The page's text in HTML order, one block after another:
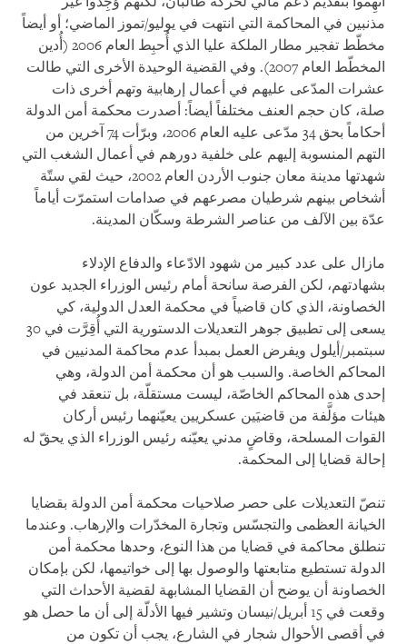
مذنبين في المحاكمة التي انتهت في يوليو/تموز الماضي؛ أو أيضاً
مخطّط تفجير مطار الملكة عليا الذي أُحبِط العام 2006 (أُدين
المخطّط العام 2007). وفي القضية الوحيدة الأخرى التي طالت
عشرات المدّعى عليهم في أعمال إرهابية وتهم أخرى ذات
صلة، كان حجم العنف مختلفاً أيضاً: أصدرت محكمة أمن الدولة
أحكاماً بحق 34 مدّعى عليه العام 2006، وبرّأت 74 آخرين من
التهم المنسوبة إليهم على خلفية دورهم في أعمال الشغب التي
شهدتها مدينة معان جنوب الأردن العام 2002، حيث لقي ستّة
أشخاص بينهم شرطيان مصرعهم في صدامات استمرّت أياماً
عدّة بين الآلف من عناصر الشرطة وسكّان المدينة.
مازال على عدد كبير من شهود الادّعاء والدفاع الإدلاء
بشهادتهم، لكن الفرصة سانحة أمام رئيس الوزراء الجديد عون
الخصاونة، الذي كان قاضياً في محكمة العدل الدولية، كي
يسعى إلى تطبيق جوهر التعديلات الدستورية التي أُقِرَّت في 30
سبتمبر/أيلول ويفرض العمل بمبدأ عدم محاكمة المدنيين في
المحاكم الخاصة. والسبب هو أن محكمة أمن الدولة، وهي
إحدى هذه المحاكم الخاصّة، ليست مستقلّة، بل تنعقد في
هيئات مؤلَّفة من قاضيَين عسكريين يعيّنهما رئيس أركان
القوات المسلحة، وقاضٍ مدني يعيّنه رئيس الوزراء الذي يحقّ له
إحالة قضايا إلى المحكمة.
تنصّ التعديلات على حصر صلاحيات محكمة أمن الدولة بقضايا
الخيانة العظمى والتجسّس وتجارة المخدّرات والإرهاب. وعندما
تنطلق محاكمة في قضايا من هذا النوع، وحدها محكمة أمن
الدولة تستطيع متابعتها والوصول بها إلى خواتيمها، لكن بإمكان
الخصاونة أن يوضح أن القضايا المشابهة لقضية الأحداث التي
وقعت في 15 أبريل/نيسان وتشير فيها الأدلّة إلى أن ما حصل هو
في أقصى الأحوال شجار في الشارع، يجب أن تكون من